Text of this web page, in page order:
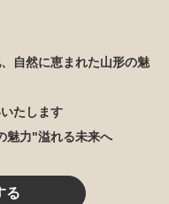
自然に恵まれた山形の魅
たします
魅力"溢れる未来へ
る